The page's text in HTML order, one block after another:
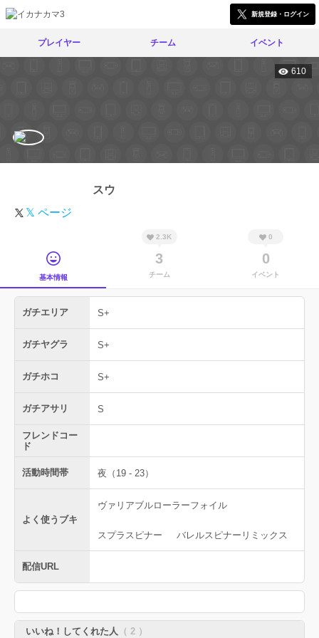
新規登録・ログイン
プレイヤー チーム イベント
610
スウ
𝕏 ページ
基本情報
2.3K
3
チーム
0
0
イベント
ガチエリア S+
ガチヤグラ S+
ガチホコ S+
ガチアサリ S
フレンドコー
ド
活動時間帯 夜（19 - 23）
よく使うブキ
ヴァリアブルローラーフォイル
スプラスピナー バレルスピナーリミックス
配信URL
いいね！してくれた人 （ 2 ）